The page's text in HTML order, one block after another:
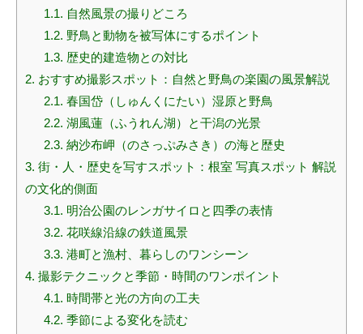
1.1. 自然風景の撮りどころ
1.2. 野鳥と動物を被写体にするポイント
1.3. 歴史的建造物との対比
2. おすすめ撮影スポット：自然と野鳥の楽園の風景解説
2.1. 春国岱（しゅんくにたい）湿原と野鳥
2.2. 湖風蓮（ふうれん湖）と干潟の光景
2.3. 納沙布岬（のさっぷみさき）の海と歴史
3. 街・人・歴史を写すスポット：根室 写真スポット 解説
の文化的側面
3.1. 明治公園のレンガサイロと四季の表情
3.2. 花咲線沿線の鉄道風景
3.3. 港町と漁村、暮らしのワンシーン
4. 撮影テクニックと季節・時間のワンポイント
4.1. 時間帯と光の方向の工夫
4.2. 季節による変化を読む